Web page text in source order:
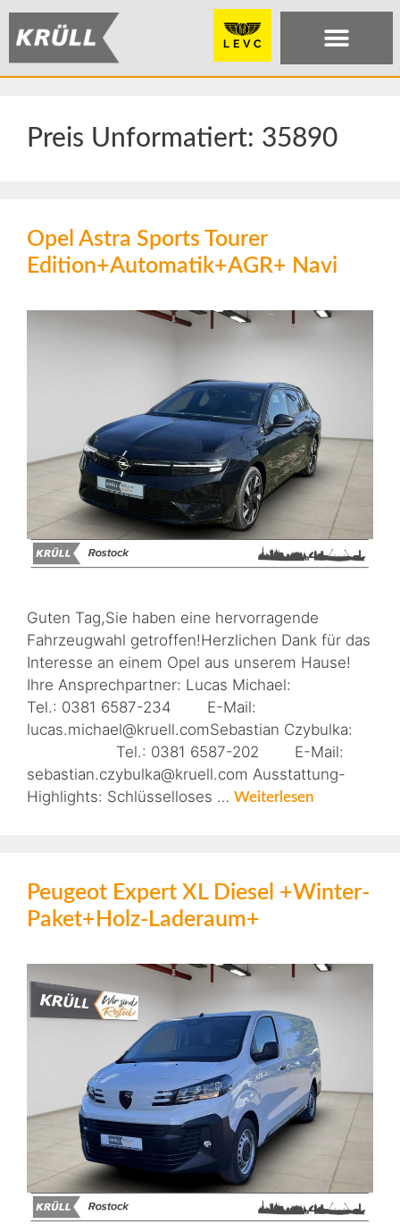
Preis Unformatiert: 35890
Opel Astra Sports Tourer
Edition+Automatik+AGR+ Navi
Guten Tag,Sie haben eine hervorragende
Fahrzeugwahl getroffen!Herzlichen Dank für das
Interesse an einem Opel aus unserem Hause!
Ihre Ansprechpartner: Lucas Michael:
Tel.: 0381 6587-234 E-Mail:
lucas.michael@kruell.comSebastian Czybulka:
Tel.: 0381 6587-202 E-Mail:
sebastian.czybulka@kruell.com Ausstattung-
Highlights: Schlüsselloses … Weiterlesen
Peugeot Expert XL Diesel +Winter-
Paket+Holz-Laderaum+